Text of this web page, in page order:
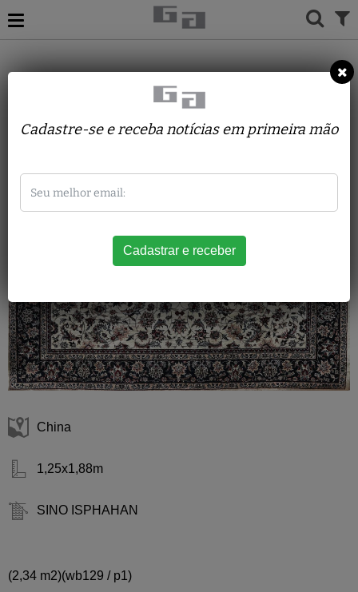
SINO ISPHAHAN
China
1,25x1,88m
SINO ISPHAHAN
(2,34 m2)(wb129 / p1)
Cadastre-se e receba notícias em primeira mão